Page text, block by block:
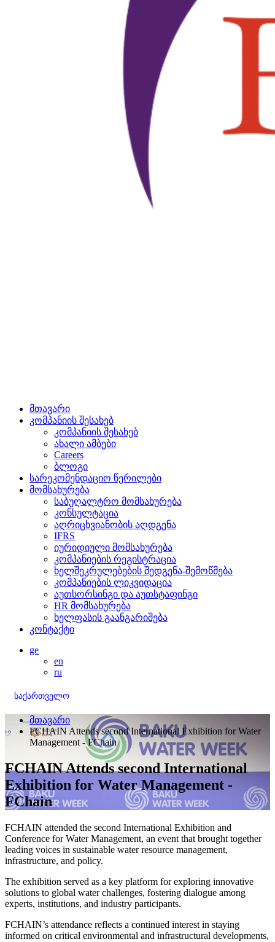
მთავარი
კომპანიის შესახებ
კომპანიის შესახებ
ახალი ამბები
Careers
ბლოგი
სარეკომენდაციო წერილები
მომსახურება
საბუღალტრო მომსახურება
კონსულტაცია
აღრიცხვიანობის აღდგენა
IFRS
იურიდიული მომსახურება
კომპანიების რეგისტრაცია
ხელშეკრულებების შედგენა-შემოწმება
კომპანიების ლიკვიდაცია
აუთსორსინგი და აუთსტაფინგი
HR მომსახურება
ხელფასის გაანგარიშება
კონტაქტი
ge
en
ru
საქართველო
მთავარი
FCHAIN Attends second International Exhibition for Water
Management - FChain
FCHAIN Attends second International
Exhibition for Water Management -
FChain
FCHAIN attended the second International Exhibition and
Conference for Water Management, an event that brought together
leading voices in sustainable water resource management,
infrastructure, and policy.
The exhibition served as a key platform for exploring innovative
solutions to global water challenges, fostering dialogue among
experts, institutions, and industry participants.
FCHAIN’s attendance reflects a continued interest in staying
informed on critical environmental and infrastructural developments,